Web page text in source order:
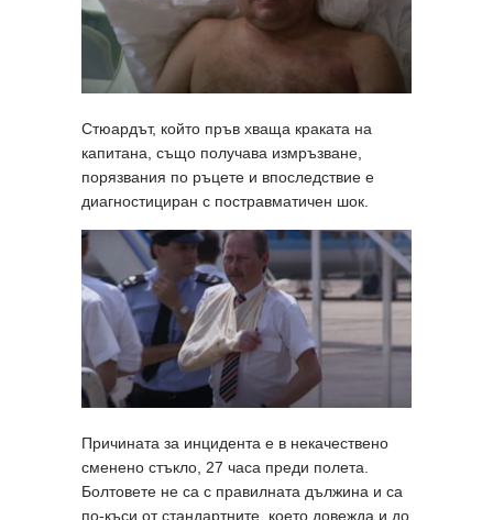
Стюардът, който пръв хваща краката на
капитана, също получава измръзване,
порязвания по ръцете и впоследствие е
диагностициран с постравматичен шок.
Причината за инцидента е в некачествено
сменено стъкло, 27 часа преди полета.
Болтовете не са с правилната дължина и са
по-къси от стандартните, което довежда и до